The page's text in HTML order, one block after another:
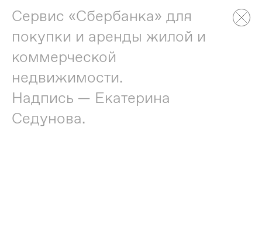
Сервис «Сбербанка» для
покупки и аренды жилой и
коммерческой
недвижимости.
Надпись — Екатерина
Седунова.